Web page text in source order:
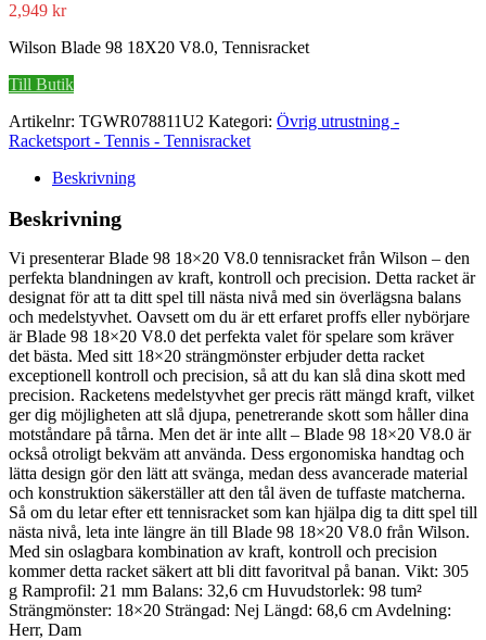
2,949 kr
Wilson Blade 98 18X20 V8.0, Tennisracket
Till Butik
Artikelnr: TGWR078811U2 Kategori: Övrig utrustning -
Racketsport - Tennis - Tennisracket
Beskrivning
Beskrivning
Vi presenterar Blade 98 18×20 V8.0 tennisracket från Wilson – den
perfekta blandningen av kraft, kontroll och precision. Detta racket är
designat för att ta ditt spel till nästa nivå med sin överlägsna balans
och medelstyvhet. Oavsett om du är ett erfaret proffs eller nybörjare
är Blade 98 18×20 V8.0 det perfekta valet för spelare som kräver
det bästa. Med sitt 18×20 strängmönster erbjuder detta racket
exceptionell kontroll och precision, så att du kan slå dina skott med
precision. Racketens medelstyvhet ger precis rätt mängd kraft, vilket
ger dig möjligheten att slå djupa, penetrerande skott som håller dina
motståndare på tårna. Men det är inte allt – Blade 98 18×20 V8.0 är
också otroligt bekväm att använda. Dess ergonomiska handtag och
lätta design gör den lätt att svänga, medan dess avancerade material
och konstruktion säkerställer att den tål även de tuffaste matcherna.
Så om du letar efter ett tennisracket som kan hjälpa dig ta ditt spel till
nästa nivå, leta inte längre än till Blade 98 18×20 V8.0 från Wilson.
Med sin oslagbara kombination av kraft, kontroll och precision
kommer detta racket säkert att bli ditt favoritval på banan. Vikt: 305
g Ramprofil: 21 mm Balans: 32,6 cm Huvudstorlek: 98 tum²
Strängmönster: 18×20 Strängad: Nej Längd: 68,6 cm Avdelning:
Herr, Dam